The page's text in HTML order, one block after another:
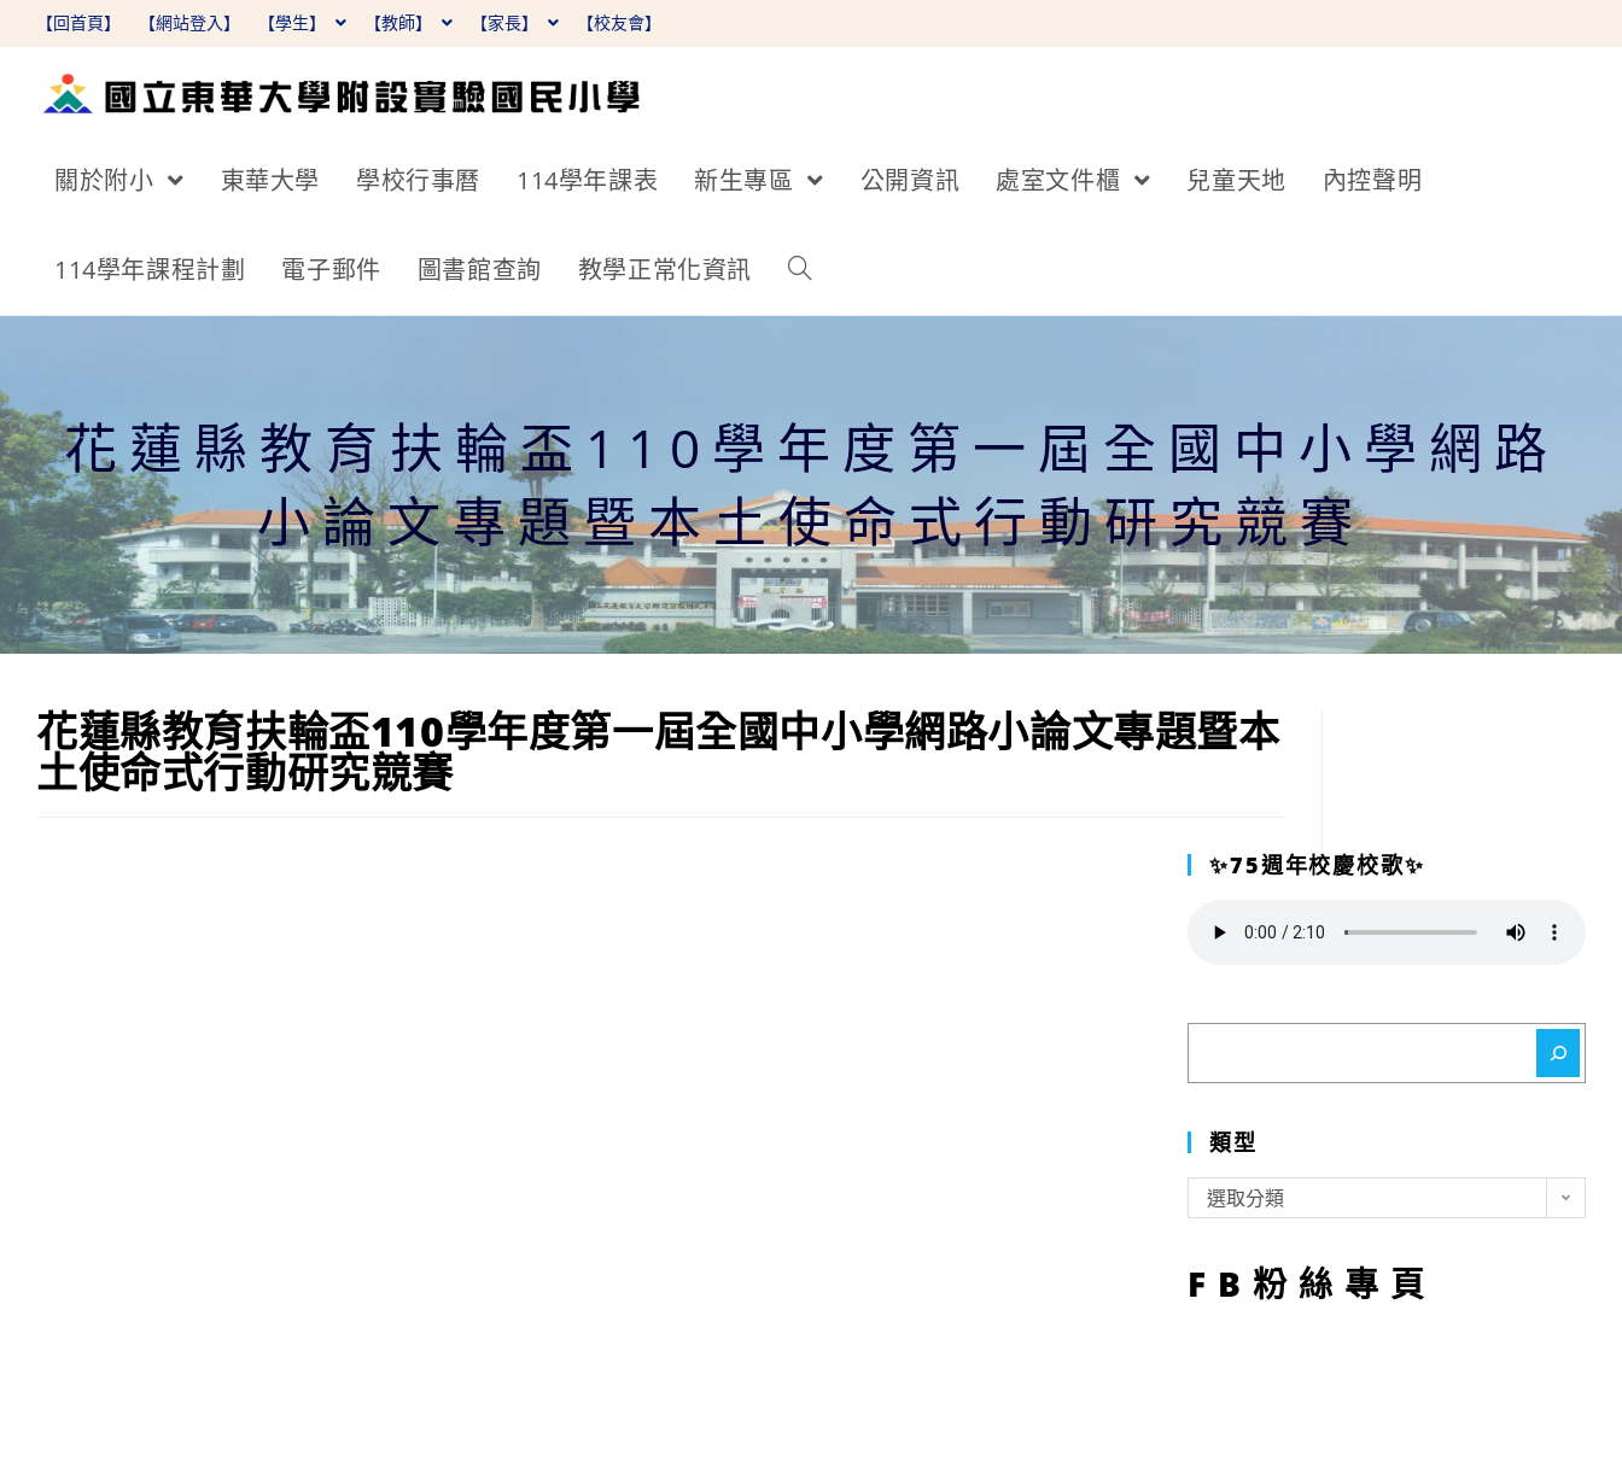
【回首頁】 【網站登入】 【學生】 【教師】 【家長】 【校友會】
關於附小 東華大學 學校行事曆 114學年課表 新生專區 公開資訊 處室文件櫃 兒童天地 內控聲明
114學年課程計劃 電子郵件 圖書館查詢 教學正常化資訊
花蓮縣教育扶輪盃110學年度第一屆全國中小學網路
小論文專題暨本土使命式行動研究競賽
花蓮縣教育扶輪盃110學年度第一屆全國中小學網路小論文專題暨本
土使命式行動研究競賽
✨75週年校慶校歌✨
類型
型
選取分類
FB粉絲專頁